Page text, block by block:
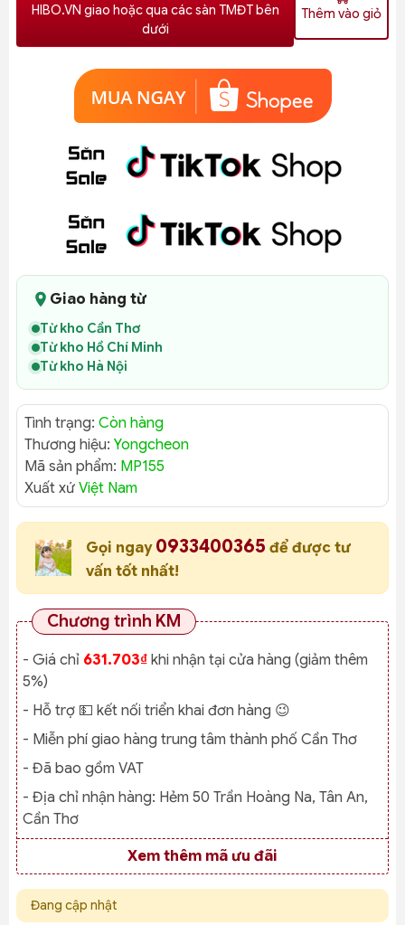
HIBO.VN giao hoặc qua các sàn TMĐT bên
dưới
Thêm vào giỏ
Giao hàng từ
Từ kho Cần Thơ
Từ kho Hồ Chí Minh
Từ kho Hà Nội
Tình trạng: Còn hàng
Thương hiệu: Yongcheon
Mã sản phẩm: MP155
Xuất xứ Việt Nam
Gọi ngay 0933400365 để được tư
vấn tốt nhất!
Chương trình KM
- Giá chỉ 631.703₫ khi nhận tại cửa hàng (giảm thêm
5%)
- Hỗ trợ 💵 kết nối triển khai đơn hàng 😉
- Miễn phí giao hàng trung tâm thành phố Cần Thơ
- Đã bao gồm VAT
- Địa chỉ nhận hàng: Hẻm 50 Trần Hoàng Na, Tân An,
Cần Thơ
Xem thêm mã ưu đãi
Đang cập nhật